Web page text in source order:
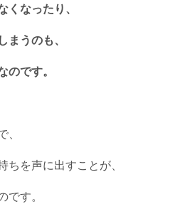
くなったり、
まうのも、
のです。
、
ちを声に出すことが、
です。